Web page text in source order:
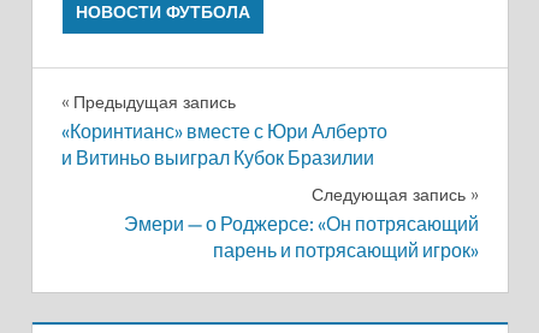
НОВОСТИ ФУТБОЛА
Навигация
по
Предыдущая запись
«Коринтианс» вместе с Юри Алберто
и Витиньо выиграл Кубок Бразилии
Следующая запись
Эмери — о Роджерсе: «Он потрясающий
парень и потрясающий игрок»